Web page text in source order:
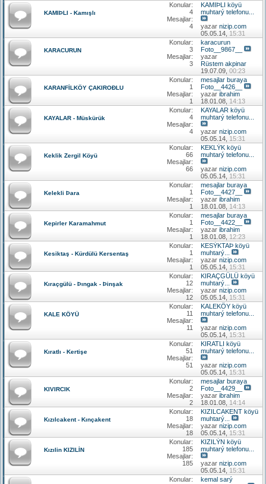
KAMIÞLI - Kamışlı
Konular:
4
Mesajlar:
4
KAMIÞLI köyü
muhtarý telefonu...
yazar nizip.com
05.05.14, 15:31
KARACURUN
Konular:
3
Mesajlar:
3
karacurun
Foto__9867__
yazar
Rüstem akpinar
19.07.09, 00:23
KARANFİLKÖY ÇAKIROÐLU
Konular:
1
Mesajlar:
1
mesajlar buraya
Foto__4426__
yazar ibrahim
18.01.08, 14:13
KAYALAR - Müskürük
Konular:
4
Mesajlar:
4
KAYALAR köyü
muhtarý telefonu...
yazar nizip.com
05.05.14, 15:31
Keklik Zergil Köyü
Konular:
66
Mesajlar:
66
KEKLÝK köyü
muhtarý telefonu...
yazar nizip.com
05.05.14, 15:31
Kelekli Þara
Konular:
1
Mesajlar:
1
mesajlar buraya
Foto__4427__
yazar ibrahim
18.01.08, 14:13
Kepirler Karamahmut
Konular:
1
Mesajlar:
1
mesajlar buraya
Foto__4422__
yazar ibrahim
18.01.08, 12:23
Kesiktaş - Kürdülü Kersentaş
Konular:
1
Mesajlar:
1
KESÝKTAÞ köyü
muhtarý...
yazar nizip.com
05.05.14, 15:31
Kıraçgülü - Þıngak - Þinşak
Konular:
12
Mesajlar:
12
KIRAÇGÜLÜ köyü
muhtarý...
yazar nizip.com
05.05.14, 15:31
KALE KÖYÜ
Konular:
11
Mesajlar:
11
KALEKÖY köyü
muhtarý telefonu...
yazar nizip.com
05.05.14, 15:31
Kıratlı - Kertişe
Konular:
51
Mesajlar:
51
KIRATLI köyü
muhtarý telefonu...
yazar nizip.com
05.05.14, 15:31
KIVIRCIK
Konular:
2
Mesajlar:
2
mesajlar buraya
Foto__4429__
yazar ibrahim
18.01.08, 14:14
Kızılcakent - Kınçakent
Konular:
18
Mesajlar:
18
KIZILCAKENT köyü
muhtarý...
yazar nizip.com
05.05.14, 15:31
Kızılin KIZILİN
Konular:
185
Mesajlar:
185
KIZILÝN köyü
muhtarý telefonu...
yazar nizip.com
05.05.14, 15:31
Konular:
kemal sarý